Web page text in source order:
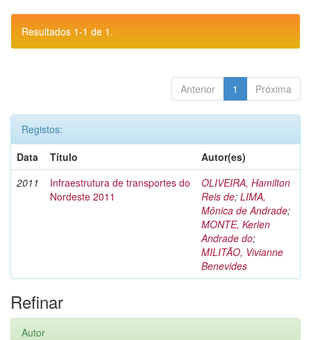
Resultados 1-1 de 1.
Anterior 1 Próxima
Registos:
Data
Título
Autor(es)
2011
Infraestrutura de transportes do
Nordeste 2011
OLIVEIRA, Hamilton
Reis de; LIMA,
Mônica de Andrade;
MONTE, Kerlen
Andrade do;
MILITÃO, Vivianne
Benevides
Refinar
Autor